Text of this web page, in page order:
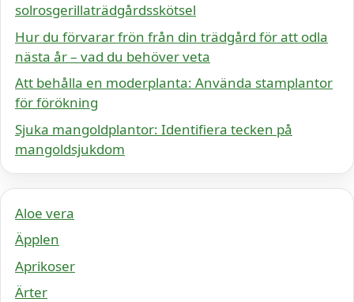
solrosgerillaträdgårdsskötsel
Hur du förvarar frön från din trädgård för att odla
nästa år – vad du behöver veta
Att behålla en moderplanta: Använda stamplantor
för förökning
Sjuka mangoldplantor: Identifiera tecken på
mangoldsjukdom
Aloe vera
Äpplen
Aprikoser
Ärter